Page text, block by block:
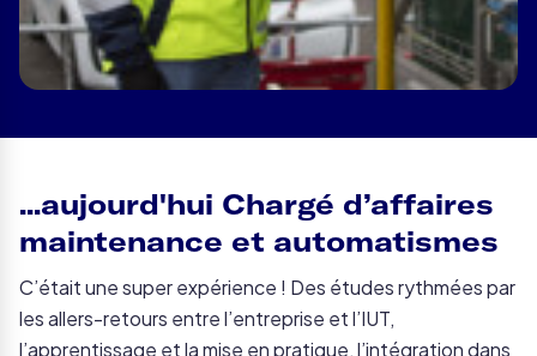
...aujourd'hui Chargé d’affaires
maintenance et automatismes
C’était une super expérience ! Des études rythmées par
les allers-retours entre l’entreprise et l’IUT,
l’apprentissage et la mise en pratique, l’intégration dans